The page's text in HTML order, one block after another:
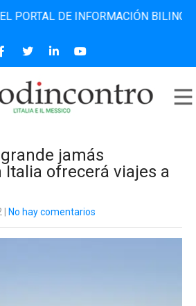
DE INFORMACIÓN BILINGÜE
jamás
ofrecerá viajes a
No hay comentarios